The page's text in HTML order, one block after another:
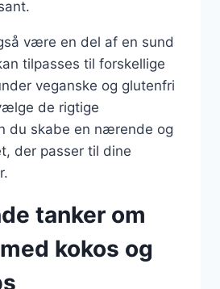
være en del af en sund
tilpasses til forskellige
veganske og glutenfri
de rigtige
du skabe en nærende og
der passer til dine
tanker om
kokos og